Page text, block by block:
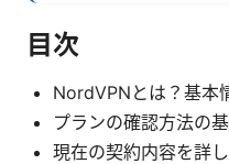
目次
NordVPNとは？基本
プランの確認方法の
現在の契約内容を詳